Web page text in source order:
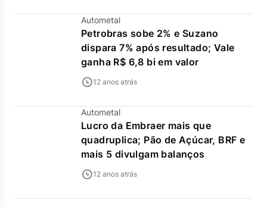
Autometal
Petrobras sobe 2% e Suzano
dispara 7% após resultado; Vale
ganha R$ 6,8 bi em valor
12 anos atrás
Autometal
Lucro da Embraer mais que
quadruplica; Pão de Açúcar, BRF e
mais 5 divulgam balanços
12 anos atrás